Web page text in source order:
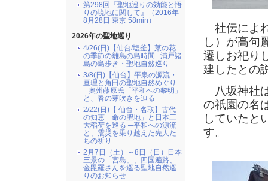
社伝によ
し）が高句
遷しお祀り
建したとの
八坂神社
の祇園の名
していたと
す。
第298回『聖地巡りの効能と悟
りの境地に関して』（2016年
8月28日 東京 58min）
2026年の聖地巡り
4/26(日)【仙台/塩釜】菜の花
の季節の離島の島時間─浦戸諸
島の島歩き・聖地自然巡り
3/8(日)【仙台】平泉の源流・
亘理と角田の聖地自然めぐり
─奥州藤原氏「平和への黎明」
と、春の芽吹きを辿る
2/22(日)【 仙台・名取】古代
の知恵「命の聖地」と日本三
大稲荷を巡る ─平和への源流
と、震災を乗り越えた先人た
ちの祈り
2月7日（土）～8日（日）日本
三景の「宮島」、四国遍路、
金毘羅さんを巡る聖地自然巡
りのお知らせ